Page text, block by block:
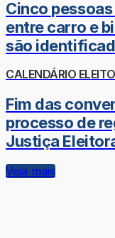
Cinco
entre carro e
são
CALENDÁRIO
Fim das
processo de
Justiça
Veja mais